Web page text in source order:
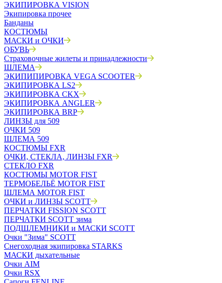
ЭКИПИРОВКА VISION
Экипировка прочее
Банданы
КОСТЮМЫ
МАСКИ и ОЧКИ
ОБУВЬ
Страховочные жилеты и принадлежности
ШЛЕМА
ЭКИПИПИРОВКА VEGA SCOOTER
ЭКИПИРОВКА LS2
ЭКИПИРОВКА CKX
ЭКИПИРОВКА ANGLER
ЭКИПИРОВКА BRP
ЛИНЗЫ для 509
ОЧКИ 509
ШЛЕМА 509
КОСТЮМЫ FXR
ОЧКИ, СТЕКЛА, ЛИНЗЫ FXR
СТЕКЛО FXR
КОСТЮМЫ MOTOR FIST
ТЕРМОБЕЛЬЁ MOTOR FIST
ШЛЕМА MOTOR FIST
ОЧКИ и ЛИНЗЫ SCOTT
ПЕРЧАТКИ FISSION SCOTT
ПЕРЧАТКИ SCOTT зима
ПОДШЛЕМНИКИ и МАСКИ SCOTT
Очки "Зима" SCOTT
Снегоходная экипировка STARKS
МАСКИ дыхательные
Очки AIM
Очки RSX